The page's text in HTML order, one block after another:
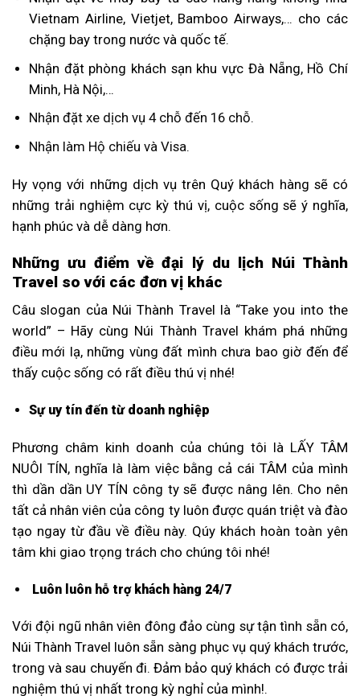
Vietnam Airline, Vietjet, Bamboo Airways,… cho các
chặng bay trong nước và quốc tế.
Nhận đặt phòng khách sạn khu vực Đà Nẵng, Hồ Chí
Minh, Hà Nội,…
Nhận đặt xe dịch vụ 4 chỗ đến 16 chỗ.
Nhận làm Hộ chiếu và Visa.
Hy vọng với những dịch vụ trên Quý khách hàng sẽ có
những trải nghiệm cực kỳ thú vị, cuộc sống sẽ ý nghĩa,
hạnh phúc và dễ dàng hơn.
Những ưu điểm về đại lý du lịch Núi Thành
Travel so với các đơn vị khác
Câu slogan của Núi Thành Travel là “Take you into the
world” – Hãy cùng Núi Thành Travel khám phá những
điều mới lạ, những vùng đất mình chưa bao giờ đến để
thấy cuộc sống có rất điều thú vị nhé!
Sự uy tín đến từ doanh nghiệp
Phương châm kinh doanh của chúng tôi là LẤY TÂM
NUÔI TÍN, nghĩa là làm việc bằng cả cái TÂM của mình
thì dần dần UY TÍN công ty sẽ được nâng lên. Cho nên
tất cả nhân viên của công ty luôn được quán triệt và đào
tạo ngay từ đầu về điều này. Qúy khách hoàn toàn yên
tâm khi giao trọng trách cho chúng tôi nhé!
Luôn luôn hỗ trợ khách hàng 24/7
Với đội ngũ nhân viên đông đảo cùng sự tận tình sẵn có,
Núi Thành Travel luôn sẵn sàng phục vụ quý khách trước,
trong và sau chuyến đi. Đảm bảo quý khách có được trải
nghiệm thú vị nhất trong kỳ nghỉ của mình!.